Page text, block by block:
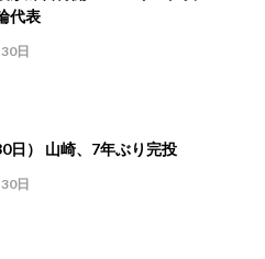
代表
日
日） 山崎、7年ぶり完投
日